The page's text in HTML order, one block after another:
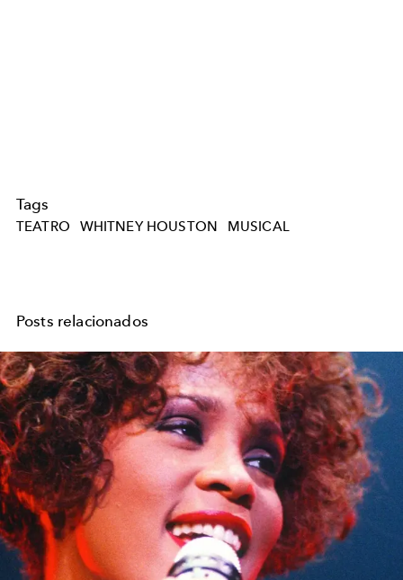
Tags
TEATRO WHITNEY HOUSTON MUSICAL
Posts relacionados